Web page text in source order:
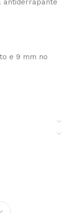
antiderrapante
e 9 mm no